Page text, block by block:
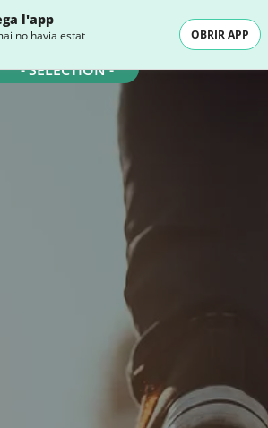
l'app
no havia estat
OBRIR APP
- SELECTION -